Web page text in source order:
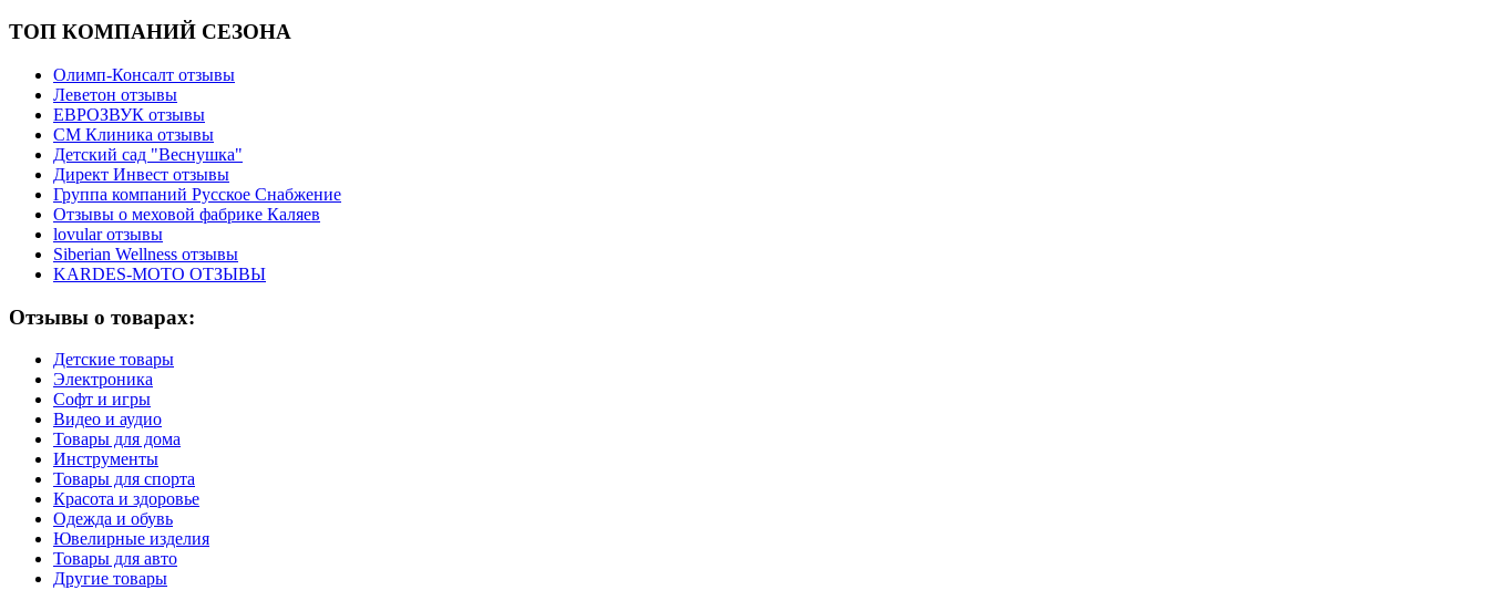
ТОП КОМПАНИЙ СЕЗОНА
Олимп-Консалт отзывы
Леветон отзывы
ЕВРОЗВУК отзывы
СМ Клиника отзывы
Детский сад "Веснушка"
Директ Инвест отзывы
Группа компаний Русское Снабжение
Отзывы о меховой фабрике Каляев
lovular отзывы
Siberian Wellness отзывы
KARDES-MOTO ОТЗЫВЫ
Отзывы о товарах:
Детские товары
Электроника
Софт и игры
Видео и аудио
Товары для дома
Инструменты
Товары для спорта
Красота и здоровье
Одежда и обувь
Ювелирные изделия
Товары для авто
Другие товары